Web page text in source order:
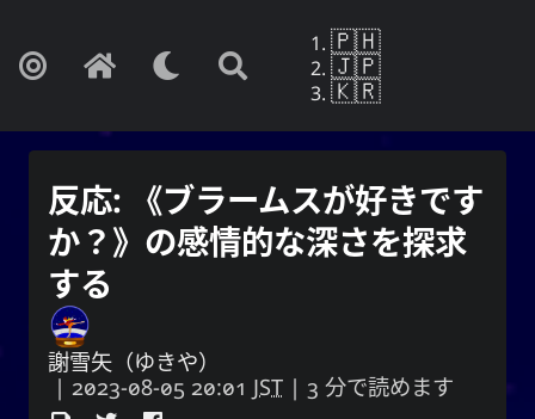
🇵🇭
🇯🇵
🇰🇷
反応: 《ブラームスが好きです
か？》の感情的な深さを探求
する
謝雪矢（ゆきや）
| 2023-08-05 20:01 JST | 3 分で読めます